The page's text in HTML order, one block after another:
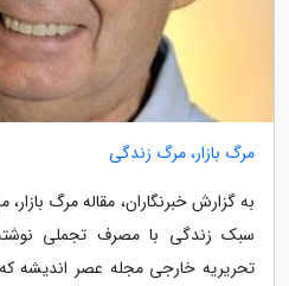
مرگ بازار، مرگ زندگی
به گزارش خبرنگاران، مقاله مرگ
سبک زندگی با مصرف تجملی